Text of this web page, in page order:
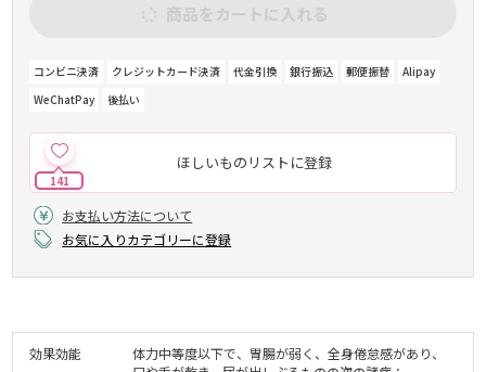
商品をカートに入れる
コンビニ決済 クレジットカード決済 代金引換 銀行振込 郵便振替
Alipay
WeChatPay
後払い
ほしいものリストに登録
141
お支払い方法について
お気に入りカテゴリーに登録
効果効能
体力中等度以下で、胃腸が弱く、全身倦怠感があり、